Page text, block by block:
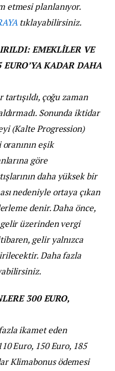
etmesi planlanıyor.
tıklayabilirsiniz.
EMEKLİLER VE
KADAR DAHA
çoğu zaman
Sonunda iktidar
(Kalte Progression)
eşik
göre
daha yüksek bir
nedeniyle ortaya çıkan
denir. Daha önce,
gelir üzerinden vergi
gelir yalnızca
Daha fazla
300 EURO,
ikamet eden
Euro, 150 Euro, 185
Klimabonus ödemesi